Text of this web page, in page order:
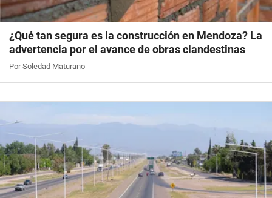
¿Qué tan segura es la construcción en Mendoza? La
advertencia por el avance de obras clandestinas
Por Soledad Maturano